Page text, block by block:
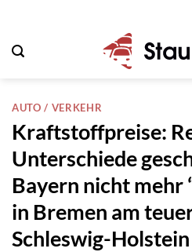
springen
AUTO / VERKEHR
Kraftstoffpreise:
Unterschiede
Bayern nicht mehr
in Bremen am
Schleswig-Holstein